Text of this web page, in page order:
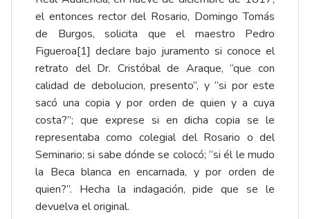
el entonces rector del Rosario, Domingo Tomás
de Burgos, solicita que el maestro Pedro
Figueroa[1] declare bajo juramento si conoce el
retrato del Dr. Cristóbal de Araque, “que con
calidad de debolucion, presento”, y “si por este
sacó una copia y por orden de quien y a cuya
costa?”; que exprese si en dicha copia se le
representaba como colegial del Rosario o del
Seminario; si sabe dónde se colocó; “si él le mudo
la Beca blanca en encarnada, y por orden de
quien?”. Hecha la indagación, pide que se le
devuelva el original.